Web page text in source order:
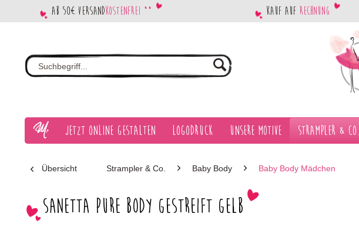
Ab 50€ Versandkostenfrei ** Kauf auf Rechnung
Jetzt Online gestalten Logodruck Unsere Motive Strampler & Co.
Übersicht Strampler & Co. Baby Body Baby Body Mädchen
Sanetta Pure Body gestreift gelb